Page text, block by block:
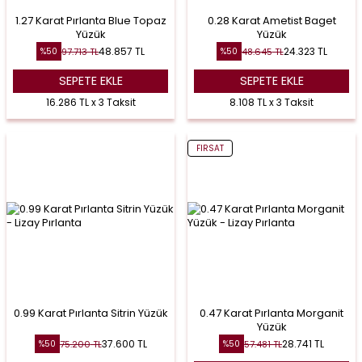
1.27 Karat Pırlanta Blue Topaz
Yüzük
%50 97.713TL48.857 TL
SEPETE EKLE
16.286 TL x 3 Taksit
0.28 Karat Ametist Baget
Yüzük
%50 48.645TL24.323 TL
SEPETE EKLE
8.108 TL x 3 Taksit
0.99 Karat Pırlanta Sitrin Yüzük
%50 75.200TL37.600 TL
FIRSAT
0.47 Karat Pırlanta Morganit
Yüzük
%50 57.481TL28.741 TL